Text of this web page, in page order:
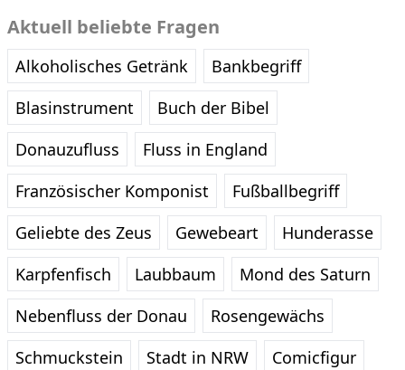
Aktuell beliebte Fragen
Alkoholisches Getränk
Bankbegriff
Blasinstrument
Buch der Bibel
Donauzufluss
Fluss in England
Französischer Komponist
Fußballbegriff
Geliebte des Zeus
Gewebeart
Hunderasse
Karpfenfisch
Laubbaum
Mond des Saturn
Nebenfluss der Donau
Rosengewächs
Schmuckstein
Stadt in NRW
Comicfigur